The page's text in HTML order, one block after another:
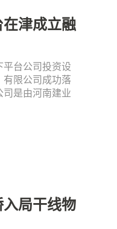
津成立融
平台公司投资设
有限公司成功落
司是由河南建业
局干线物